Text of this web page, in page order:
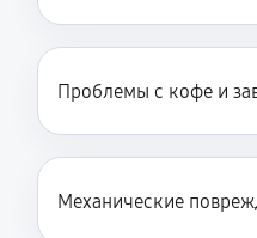
Проблемы с кофе и
Механические